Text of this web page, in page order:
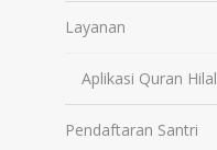
Layanan
Aplikasi Quran Hilal
Pendaftaran Santri